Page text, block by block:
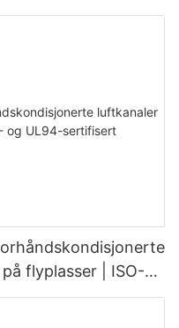
flyplasser | ISO-